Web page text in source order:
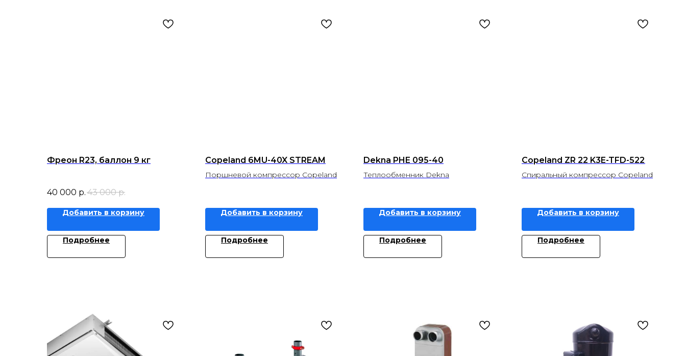
Фреон R23, баллон 9 кг
40 000 р. 43 000 р.
Добавить в корзину
Подробнее
Copeland 6MU-40X STREAM
Поршневой компрессор Copeland
Добавить в корзину
Подробнее
Dekna PHE 095-40
Теплообменник Dekna
Добавить в корзину
Подробнее
Copeland ZR 22 K3E-TFD-522
Спиральный компрессор Copeland
Добавить в корзину
Подробнее